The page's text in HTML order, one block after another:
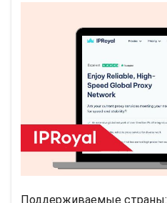
Поддерживаемые страны: